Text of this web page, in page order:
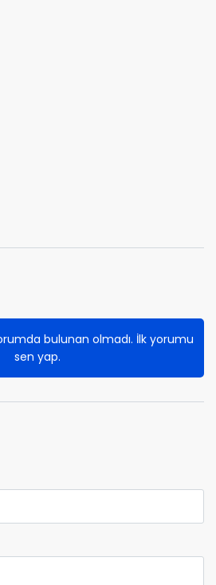
bulunan olmadı. İlk yorumu
sen yap.